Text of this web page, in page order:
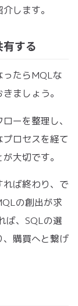
します。
する
ったらMQLな
ましょう。
ーを整理し、
ロセスを経て
大切です。
ば終わり、で
の創出が求
ば、SQLの選
、購買へと繋げ